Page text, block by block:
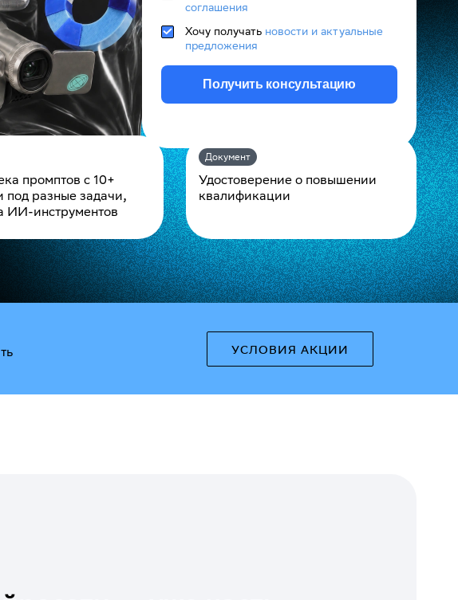
соглашения
Хочу получать новости и актуальные
предложения
Получить консультацию
промптов с 10+
под разные задачи,
ИИ-инструментов
Документ
Удостоверение о повышении
квалификации
УСЛОВИЯ АКЦИИ